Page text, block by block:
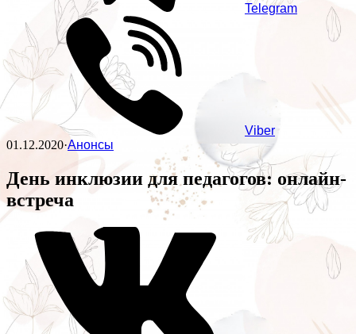
Telegram
Viber
01.12.2020·Анонсы
День инклюзии для педагогов: онлайн-
встреча